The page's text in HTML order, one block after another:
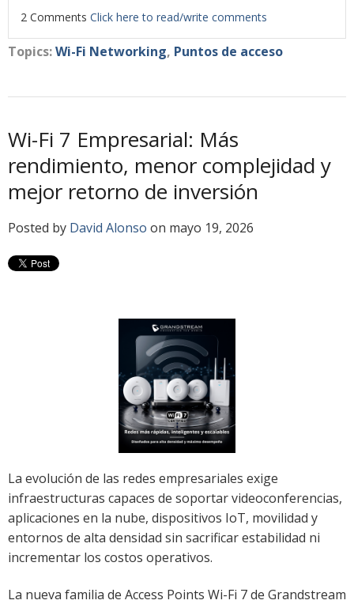
2 Comments Click here to read/write comments
Topics:Wi-Fi Networking, Puntos de acceso
Wi-Fi 7 Empresarial: Más
rendimiento, menor complejidad y
mejor retorno de inversión
Posted by David Alonso on mayo 19, 2026
La evolución de las redes empresariales exige
infraestructuras capaces de soportar videoconferencias,
aplicaciones en la nube, dispositivos IoT, movilidad y
entornos de alta densidad sin sacrificar estabilidad ni
incrementar los costos operativos.
La nueva familia de Access Points Wi-Fi 7 de Grandstream